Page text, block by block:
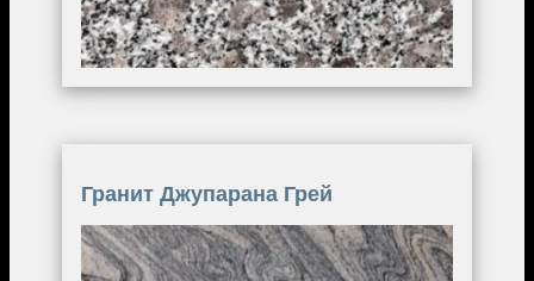
Гранит Джупарана Грей
Image